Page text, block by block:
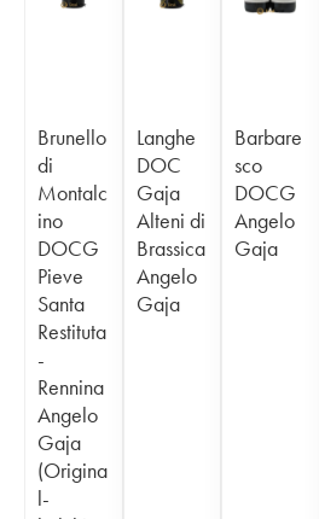
Brunello
di
Montalc
ino
DOCG
Pieve
Santa
Restituta
-
Rennina
Angelo
Gaja
(Origina
l-
Langhe
DOC
Gaja
Alteni di
Brassica
Angelo
Gaja
Barbare
sco
DOCG
Angelo
Gaja